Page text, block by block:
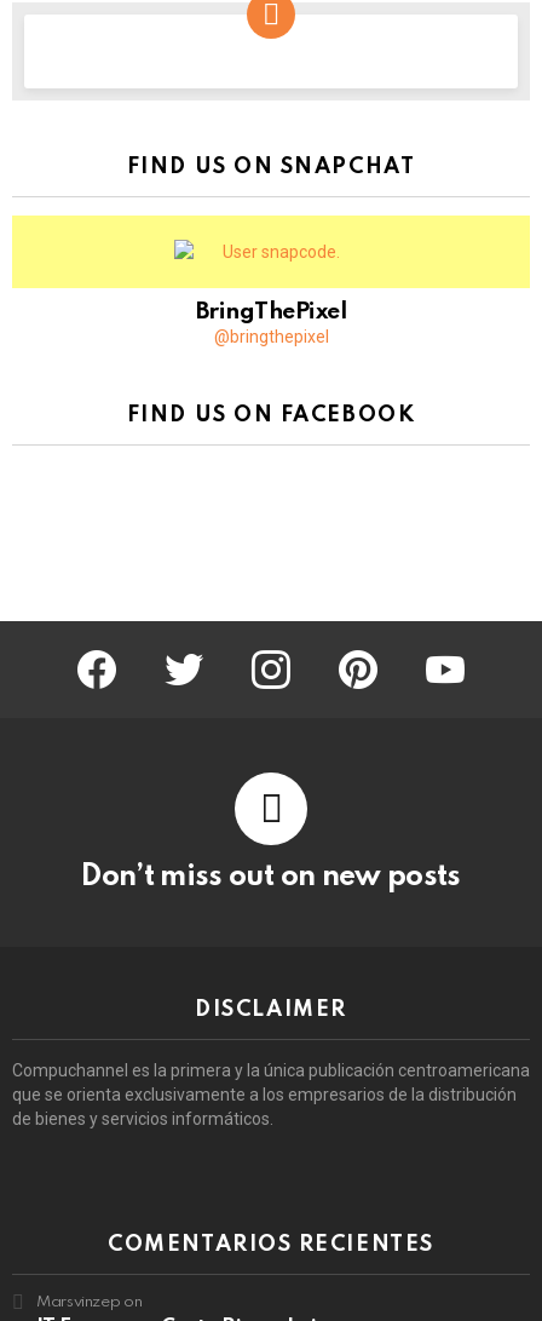
FIND US ON SNAPCHAT
BringThePixel
@bringthepixel
FIND US ON FACEBOOK
facebook twitter instagram pinterest youtube
Don’t miss out on new posts
DISCLAIMER
Compuchannel es la primera y la única publicación centroamericana
que se orienta exclusivamente a los empresarios de la distribución
de bienes y servicios informáticos.
COMENTARIOS RECIENTES
Marsvinzep on